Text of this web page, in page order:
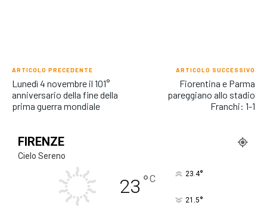
ARTICOLO PRECEDENTE
Lunedì 4 novembre il 101°
anniversario della fine della
prima guerra mondiale
ARTICOLO SUCCESSIVO
Fiorentina e Parma
pareggiano allo stadio
Franchi: 1-1
FIRENZE
Cielo Sereno
23 °C 23.4°
21.5°